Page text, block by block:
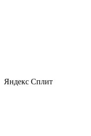
Яндекс Сплит